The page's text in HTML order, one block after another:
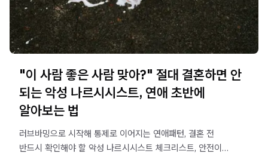
"이 사람 좋은 사람 맞아?" 절대 결혼하면 안
되는 악성 나르시시스트, 연애 초반에
알아보는 법
러브바밍으로 시작해 통제로 이어지는 연애패턴, 결혼 전
반드시 확인해야 할 악성 나르시시스트 체크리스트, 안전이별